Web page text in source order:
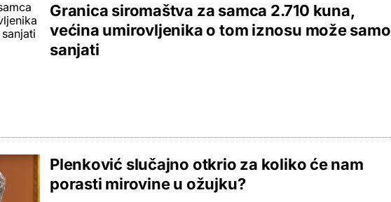
Granica siromaštva za samca 2.710 kuna,
većina umirovljenika o tom iznosu može samo
sanjati
Plenković slučajno otkrio za koliko će nam
porasti mirovine u ožujku?